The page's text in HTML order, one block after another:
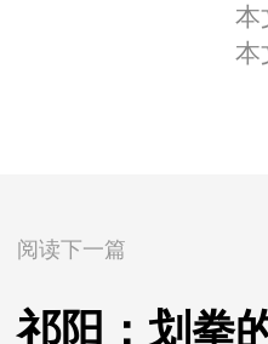
本
本
阅读下一篇
祁阳：划拳